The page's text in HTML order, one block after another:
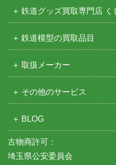
鉄道グッズ買取専門店 く
鉄道模型の買取品目
取扱メーカー
その他のサービス
BLOG
古物商許可：
埼玉県公安委員会